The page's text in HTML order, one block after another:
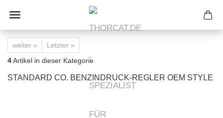
weiter »
Letzter »
4Artikel in dieser Kategorie
STANDARD CO. BENZINDRUCK-REGLER OEM STYLE